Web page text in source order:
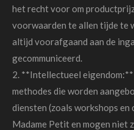
het recht voor om
voorwaarden te allen tijde te
altijd voorafgaand aan de
gecommuniceerd.
2. **Intellectueel
methodes die worden
diensten (zoals workshops en
Madame Petit en mogen niet